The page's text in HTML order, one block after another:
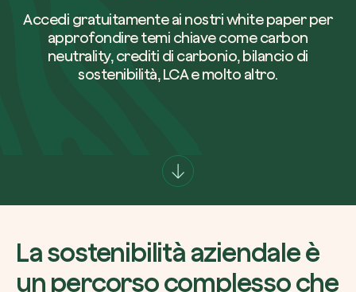
Richiedi consulenza
Accedi gratuitamente ai nostri white paper per
approfondire temi chiave come carbon
neutrality, crediti di carbonio, bilancio di
sostenibilità, LCA e molto altro.
La sostenibilità aziendale è
un percorso complesso che
Crea la tua foresta
Pianta una foresta in un’area del mondo a
Email di lavoro*
Servizio di interesse